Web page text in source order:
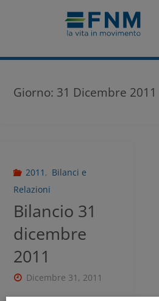
Giorno: 31 Dicembre 2011
2011 , Bilanci e
Relazioni
Bilancio 31
dicembre
2011
Dicembre 31, 2011